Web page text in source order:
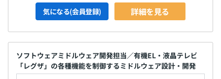
気になる(会員登録) 詳細を見る
ソフトウェアミドルウェア開発担当／有機EL・液晶テレビ
「レグザ」の各種機能を制御するミドルウェア設計・開発